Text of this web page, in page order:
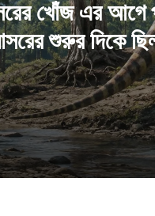
খোঁজ এর আগে
শুরুর দিকে
আছে, মাইনাস
না এই পুকুরের জল